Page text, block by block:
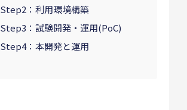
Step2：利用環境構築
Step3：試験開発・運用(PoC)
Step4：本開発と運用